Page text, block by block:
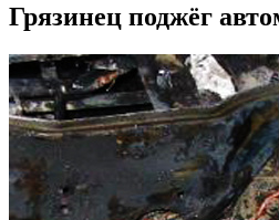
Грязинец поджёг